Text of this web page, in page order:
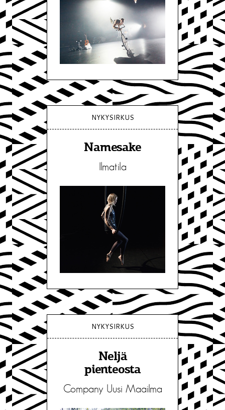
NYKYSIRKUS
Namesake
Ilmatila
NYKYSIRKUS
Neljä
pienteosta
Company Uusi Maailma